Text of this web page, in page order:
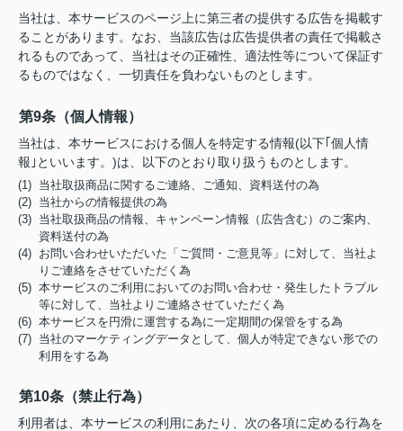
当社は、本サービスのページ上に第三者の提供する広告を掲載す
ることがあります。なお、当該広告は広告提供者の責任で掲載さ
れるものであって、当社はその正確性、適法性等について保証す
るものではなく、一切責任を負わないものとします。
第9条（個人情報）
当社は、本サービスにおける個人を特定する情報(以下｢個人情
報｣といいます。)は、以下のとおり取り扱うものとします。
(1) 当社取扱商品に関するご連絡、ご通知、資料送付の為
(2) 当社からの情報提供の為
(3) 当社取扱商品の情報、キャンペーン情報（広告含む）のご案内、
資料送付の為
(4) お問い合わせいただいた「ご質問・ご意見等」に対して、当社よ
りご連絡をさせていただく為
(5) 本サービスのご利用においてのお問い合わせ・発生したトラブル
等に対して、当社よりご連絡させていただく為
(6) 本サービスを円滑に運営する為に一定期間の保管をする為
(7) 当社のマーケティングデータとして、個人が特定できない形での
利用をする為
第10条（禁止行為）
利用者は、本サービスの利用にあたり、次の各項に定める行為を